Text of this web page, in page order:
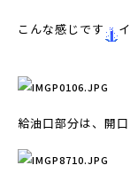
こんな感じです
給油口部分は、開